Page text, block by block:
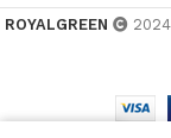
ROYALGREEN 2024